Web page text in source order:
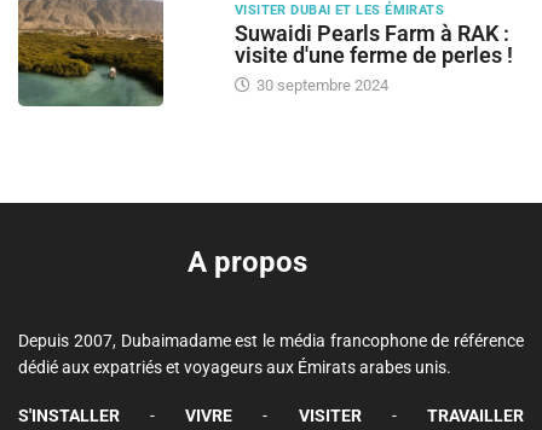
VISITER DUBAI ET LES ÉMIRATS
Suwaidi Pearls Farm à RAK :
visite d'une ferme de perles !
30 septembre 2024
A propos
Depuis 2007, Dubaimadame est le média francophone de référence
dédié aux expatriés et voyageurs aux Émirats arabes unis.
S'INSTALLER - VIVRE - VISITER - TRAVAILLER